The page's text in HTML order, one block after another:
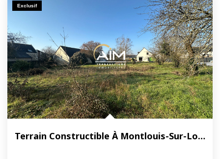
Exclusif
Terrain Constructible À Montlouis-Sur-Loire -